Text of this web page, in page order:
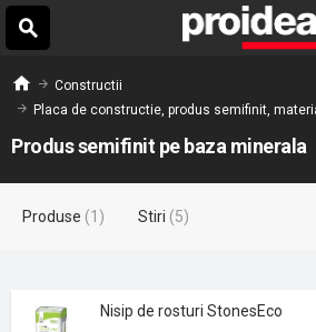
Constructii
Placa de constructie, produs semifinit,
Produs semifinit pe baza minerala
Produse (1) Stiri (5)
Nisip de rosturi StonesEco